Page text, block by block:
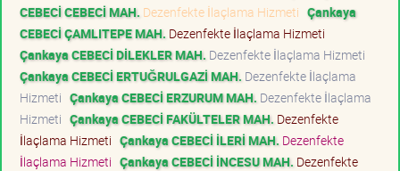
CEBECİ CEBECİ MAH. Dezenfekte İlaçlama Hizmeti Çankaya
CEBECİ ÇAMLITEPE MAH. Dezenfekte İlaçlama Hizmeti
Çankaya CEBECİ DİLEKLER MAH. Dezenfekte İlaçlama Hizmeti
Çankaya CEBECİ ERTUĞRULGAZİ MAH. Dezenfekte İlaçlama
Hizmeti Çankaya CEBECİ ERZURUM MAH. Dezenfekte İlaçlama
Hizmeti Çankaya CEBECİ FAKÜLTELER MAH. Dezenfekte
İlaçlama Hizmeti Çankaya CEBECİ İLERİ MAH. Dezenfekte
İlaçlama Hizmeti Çankaya CEBECİ İNCESU MAH. Dezenfekte